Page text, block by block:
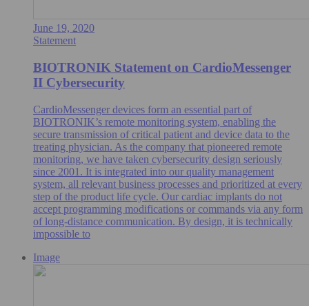
June 19, 2020
Statement
BIOTRONIK Statement on CardioMessenger
II Cybersecurity
CardioMessenger devices form an essential part of
BIOTRONIK’s remote monitoring system, enabling the
secure transmission of critical patient and device data to the
treating physician. As the company that pioneered remote
monitoring, we have taken cybersecurity design seriously
since 2001. It is integrated into our quality management
system, all relevant business processes and prioritized at every
step of the product life cycle. Our cardiac implants do not
accept programming modifications or commands via any form
of long-distance communication. By design, it is technically
impossible to
Image